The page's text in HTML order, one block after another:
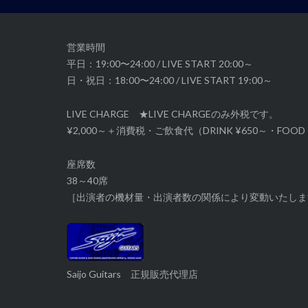
ョ
営業時間
平日：19:00〜24:00 / LIVE START 20:00～
日・祝日：18:00〜24:00 / LIVE START 19:00～
LIVE CHARGE ★LIVE CHARGEのみ外税です。
¥2,000～＋消費税・ご飲食代（DRINK ¥650～・
座席数
38～40席
［出演者の機材量・出演者数の関係により変動いたし
Saijo Guitars 正規販売代理店